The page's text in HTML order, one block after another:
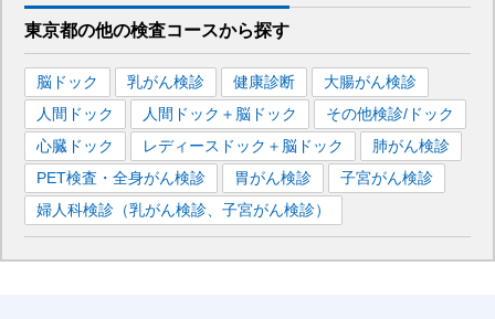
東京都の他の検査コースから探す
脳ドック 乳がん検診 健康診断
大腸がん検診
人間ドック
人間ドック＋脳ドック
その他検診/ドック
心臓ドック
レディースドック＋脳ドック
肺がん検診
PET検査・全身がん検診
胃がん検診
子宮がん検診
婦人科検診（乳がん検診、子宮がん検診）